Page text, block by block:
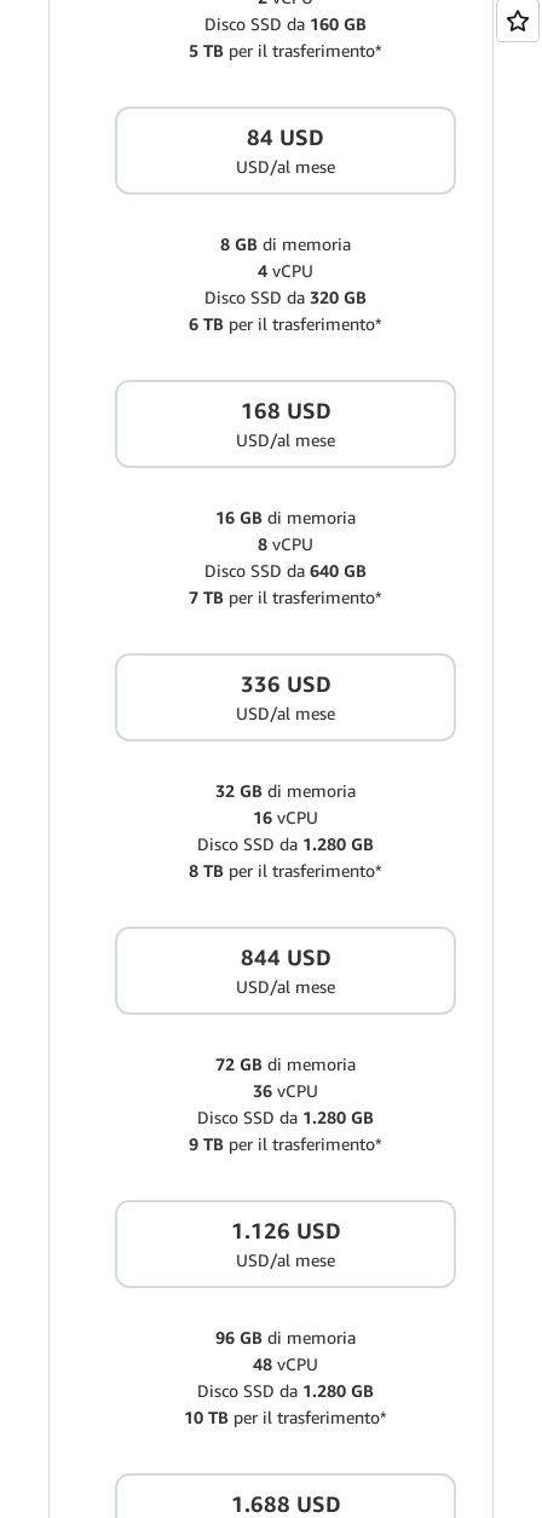
Disco SSD da 160 GB
5 TB per il trasferimento*
84 USD
USD/al mese
8 GB di memoria
4 vCPU
Disco SSD da 320 GB
6 TB per il trasferimento*
168 USD
USD/al mese
16 GB di memoria
8 vCPU
Disco SSD da 640 GB
7 TB per il trasferimento*
336 USD
USD/al mese
32 GB di memoria
16 vCPU
Disco SSD da 1.280 GB
8 TB per il trasferimento*
844 USD
USD/al mese
72 GB di memoria
36 vCPU
Disco SSD da 1.280 GB
9 TB per il trasferimento*
1.126 USD
USD/al mese
96 GB di memoria
48 vCPU
Disco SSD da 1.280 GB
10 TB per il trasferimento*
1.688 USD